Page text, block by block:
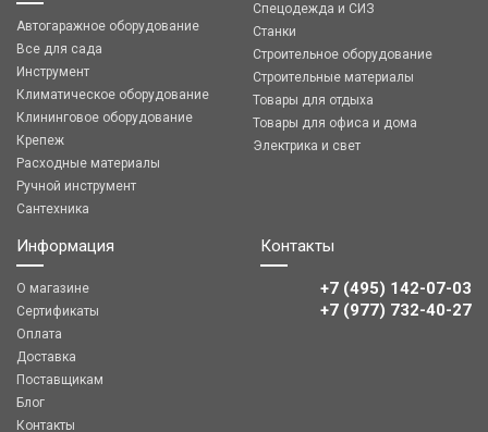
Автогаражное оборудование
Все для сада
Инструмент
Климатическое оборудование
Клининговое оборудование
Крепеж
Расходные материалы
Ручной инструмент
Сантехника
Спецодежда и СИЗ
Станки
Строительное оборудование
Строительные материалы
Товары для отдыха
Товары для офиса и дома
Электрика и свет
Информация
О магазине
Сертификаты
Оплата
Доставка
Поставщикам
Блог
Контакты
Контакты
+7 (495) 142-07-03
‎‎+7 (977) 732-40-27